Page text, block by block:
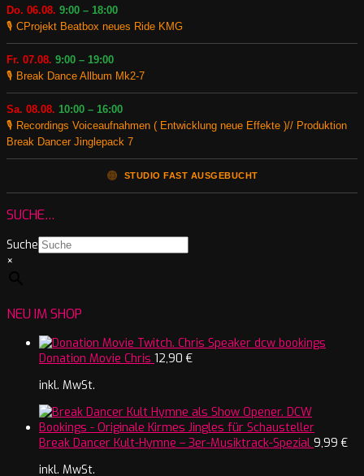
Do. 06.08. 9:00 – 18:00
🎙️ CProjekt Beatbox neues Ride KMG
Fr. 07.08. 9:00 – 19:00
🎙️ Break Dance Allbum Mk2-7
Sa. 08.08. 10:00 – 16:00
🎙️ Recordings Voiceaufnahmen ( Entwicklung neue Effekte )// Produktion
Break Dancer Jinglepack 7
🟠 STUDIO FAST AUSGEBUCHT
SUCHE…
Suche
×
NEU IM SHOP
Donation Movie Chris 12,90 €
inkl. MwSt.
Break Dancer Kult-Hymne – 3er-Musiktrack-Spezial 9,99 €
inkl. MwSt.